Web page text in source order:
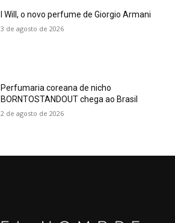
I Will, o novo perfume de Giorgio Armani
3 de agosto de 2026
Perfumaria coreana de nicho
BORNTOSTANDOUT chega ao Brasil
2 de agosto de 2026